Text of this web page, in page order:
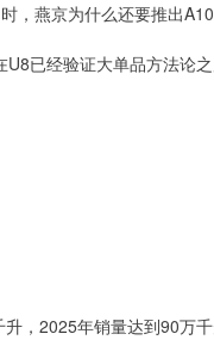
，燕京为什么还要推出
已经验证大单品方法论
，2025年销量达到90万